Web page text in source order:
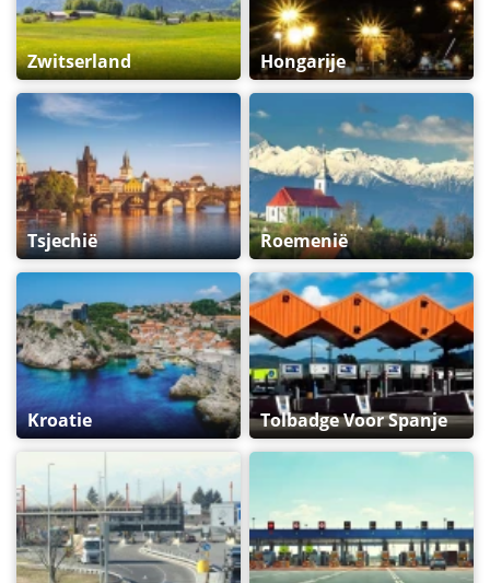
Zwitserland Hongarije
Tsjechië Roemenië
Kroatie Tolbadge Voor Spanje